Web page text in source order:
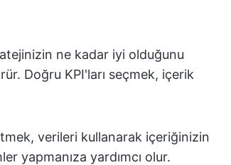
ne kadar iyi olduğunu
Doğru KPI'ları seçmek, içerik
verileri kullanarak içeriğinizin
yapmanıza yardımcı olur.